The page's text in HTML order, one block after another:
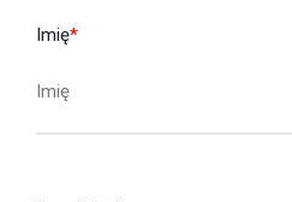
Imię*